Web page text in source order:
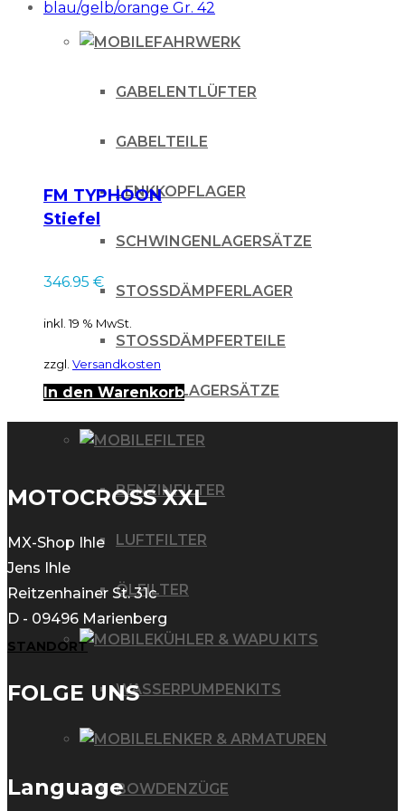
FAHRWERK
GABELENTLÜFTER
GABELTEILE
LENKKOPFLAGER
SCHWINGENLAGERSÄTZE
STOSSDÄMPFERLAGER
STOSSDÄMPFERTEILE
UMLENKLAGERSÄTZE
FILTER
BENZINFILTER
LUFTFILTER
ÖLFILTER
KÜHLER & WAPU KITS
WASSERPUMPENKITS
LENKER & ARMATUREN
BOWDENZÜGE
FM TYPHOON
Stiefel
blau/gelb/orange Gr.
346.95 €
inkl. 19 % MwSt.
zzgl. Versandkosten
In den Warenkorb
MOTOCROSS XXL
MX-Shop Ihle
Jens Ihle
Reitzenhainer St. 31c
D - 09496 Marienberg
STANDORT
FOLGE UNS
Language